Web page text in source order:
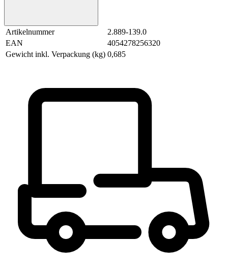
Artikelnummer
2.889-139.0
EAN
4054278256320
Gewicht inkl. Verpackung (kg) 0,685